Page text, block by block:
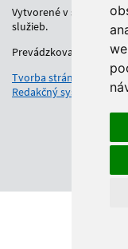
Vytvorené v súlade s
služieb.
Prevádzkovateľom
Tvorba stránok
: Aglo
Redakčný systém
: